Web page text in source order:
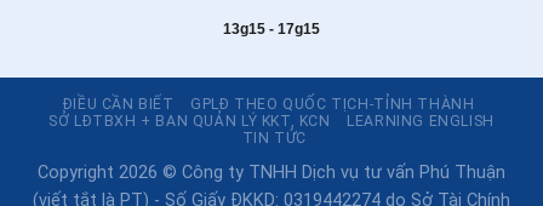
13g15 - 17g15
ĐIỀU CẦN BIẾT
GPLĐ THEO QUỐC TỊCH-TỈNH THÀNH
SỞ LĐTBXH + BAN QUẢN LÝ KKT, KCN
LEARNING ENGLISH
TIN TỨC
Copyright 2026 © Công ty TNHH Dịch vụ tư vấn Phú Thuận
(viết tắt là PT) - Số Giấy ĐKKD: 0319442274 do Sở Tài Chính